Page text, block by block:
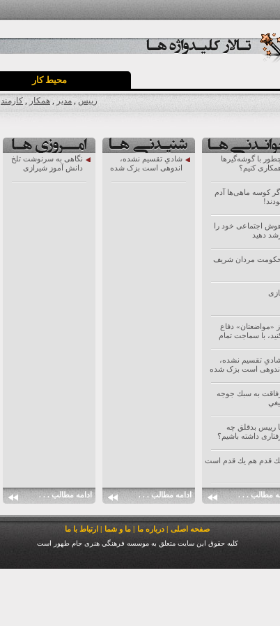
محیط کار
رییس , مدیر , همکار , کارمند
با گوشه‌گیرها
کنیم؟
کوسه ماهی‌ها آدم
اجتماعی خود را
دهید
مردان شریف
«مواضعتان» دفاع
با سماجت تمام
تقسیم نشده،
است بزک شده
به سبك جوجه
رییس بدقلق چه
داشته باشیم؟
قدم هم يك قدم است
مطالب . . .
شادیِ تقسیم نشده،
اندوهی است بزک شده
ادامه مطالب . . .
نگاهی به سرنوشت تلخ
دانش آموز شیرازی
ادامه مطالب . . .
صفحه اصلی | درباره ما | ما و شما | ارتباط با ما
كليه حقوق اين سايت متعلق به موسسه فرهنگي هنری جام طهور است